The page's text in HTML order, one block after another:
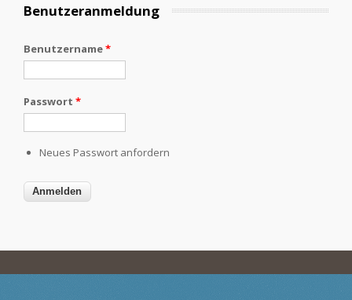
Benutzeranmeldung
Benutzername*
Passwort *
Neues Passwort anfordern